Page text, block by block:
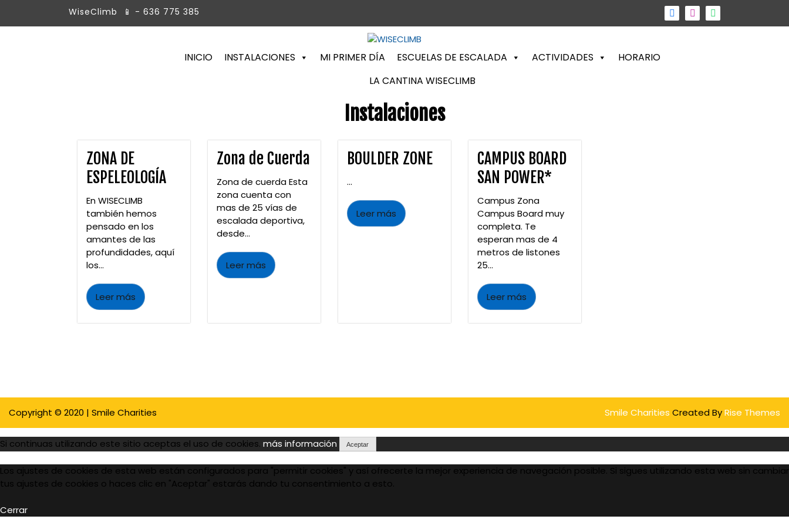
WiseClimb 📱 - 636 775 385
WISECLIMB
INICIO INSTALACIONES MI PRIMER DÍA ESCUELAS DE ESCALADA ACTIVIDADES
HORARIO
LA CANTINA WISECLIMB
Instalaciones
ZONA DE
ESPELEOLOGÍA
En WISECLIMB
también hemos
pensado en los
amantes de las
profundidades, aquí
los...
Leer más
Zona de Cuerda
Zona de cuerda Esta
zona cuenta con
mas de 25 vías de
escalada deportiva,
desde...
Leer más
BOULDER ZONE
...
Leer más
CAMPUS BOARD
SAN POWER*
Campus Zona
Campus Board muy
completa. Te
esperan mas de 4
metros de listones
25...
Leer más
Copyright © 2020 | Smile Charities Smile Charities Created ByRise Themes
Si continuas utilizando este sitio aceptas el uso de cookies. más información Aceptar
Los ajustes de cookies de esta web están configurados para "permitir cookies" y así ofrecerte la mejor experiencia de navegación posible. Si sigues utilizando esta web sin cambiar
tus ajustes de cookies o haces clic en "Aceptar" estarás dando tu consentimiento a esto.
Cerrar